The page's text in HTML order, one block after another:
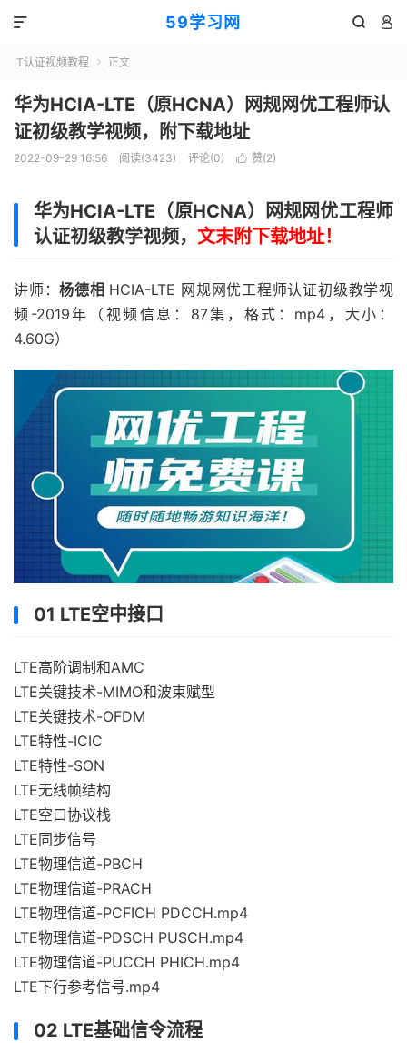
59学习网  

IT认证视频教程  正文
华为HCIA-LTE（原HCNA）网规网优工程师认
证初级教学视频，附下载地址
2022-09-29 16:56 阅读(3423) 评论(0)  赞(2)
华为HCIA-LTE（原HCNA）网规网优工程师
认证初级教学视频， 文末附下载地址！
讲师：杨德相 HCIA-LTE 网规网优工程师认证初级教学视
频-2019年（视频信息：87集，格式：mp4，大小：
4.60G）
01 LTE空中接口
LTE高阶调制和AMC
LTE关键技术-MIMO和波束赋型
LTE关键技术-OFDM
LTE特性-ICIC
LTE特性-SON
LTE无线帧结构
LTE空口协议栈
LTE同步信号
LTE物理信道-PBCH
LTE物理信道-PRACH
LTE物理信道-PCFICH PDCCH.mp4
LTE物理信道-PDSCH PUSCH.mp4
LTE物理信道-PUCCH PHICH.mp4
LTE下行参考信号.mp4
02 LTE基础信令流程